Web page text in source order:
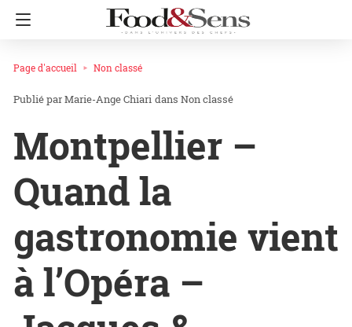
Page d'accueil Non classé
Marie-Ange Chiari dans Non classé
Montpellier –
Quand la
gastronomie vient
à l’Opéra –